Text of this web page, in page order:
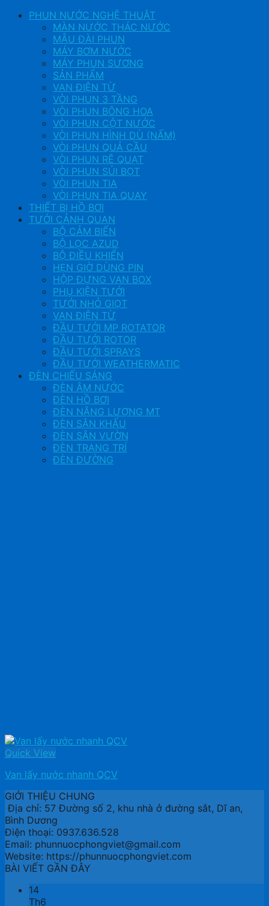
PHUN NƯỚC NGHỆ THUẬT
MÀN NƯỚC THÁC NƯỚC
MẪU ĐÀI PHUN
MÁY BƠM NƯỚC
MÁY PHUN SƯƠNG
SẢN PHẨM
VAN ĐIỆN TỪ
VÒI PHUN 3 TẦNG
VÒI PHUN BÔNG HOA
VÒI PHUN CỘT NƯỚC
VÒI PHUN HÌNH DÙ (NẤM)
VÒI PHUN QUẢ CẦU
VÒI PHUN RẼ QUẠT
VÒI PHUN SỦI BỌT
VÒI PHUN TIA
VÒI PHUN TIA QUAY
THIẾT BỊ HỒ BƠI
TƯỚI CẢNH QUAN
BỘ CẢM BIẾN
BỘ LỌC AZUD
BỘ ĐIỀU KHIỂN
HẸN GIỜ DÙNG PIN
HỘP ĐỰNG VAN BOX
PHỤ KIỆN TƯỚI
TƯỚI NHỎ GIỌT
VAN ĐIỆN TỪ
ĐẦU TƯỚI MP ROTATOR
ĐẦU TƯỚI ROTOR
ĐẦU TƯỚI SPRAYS
ĐẦU TƯỚI WEATHERMATIC
ĐÈN CHIẾU SÁNG
ĐÈN ÂM NƯỚC
ĐÈN HỒ BƠI
ĐÈN NĂNG LƯỢNG MT
ĐÈN SÂN KHẤU
ĐÈN SÂN VƯỜN
ĐÈN TRANG TRÍ
ĐÈN ĐƯỜNG
Quick View
Van lấy nước nhanh QCV
GIỚI THIỆU CHUNG
Địa chỉ: 57 Đường số 2, khu nhà ở đường sắt, Dĩ an,
Bình Dương
Điện thoại: 0937.636.528
Email: phunnuocphongviet@gmail.com
Website: https://phunnuocphongviet.com
BÀI VIẾT GẦN ĐÂY
14
Th6